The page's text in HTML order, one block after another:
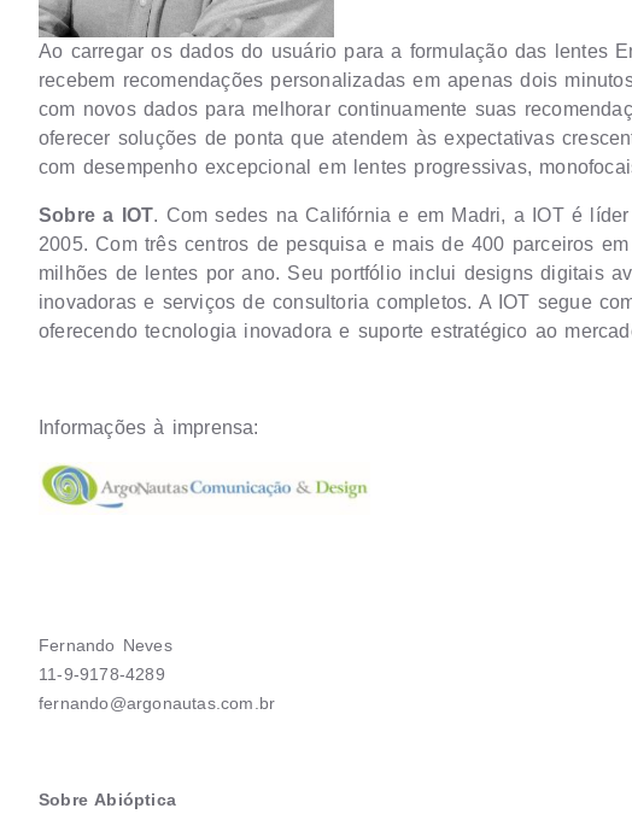
Ao carregar os dados do usuário para a formulação das lentes
recebem recomendações personalizadas em apenas dois
com novos dados para melhorar continuamente suas
oferecer soluções de ponta que atendem às expectativas
com desempenho excepcional em lentes progressivas,
Sobre a IOT. Com sedes na Califórnia e em Madri, a IOT é
2005. Com três centros de pesquisa e mais de 400 parceiros
milhões de lentes por ano. Seu portfólio inclui designs digitais
inovadoras e serviços de consultoria completos. A IOT segue
oferecendo tecnologia inovadora e suporte estratégico ao
Informações à imprensa:
Fernando Neves
11-9-9178-4289
fernando@argonautas.com.br
Sobre Abióptica